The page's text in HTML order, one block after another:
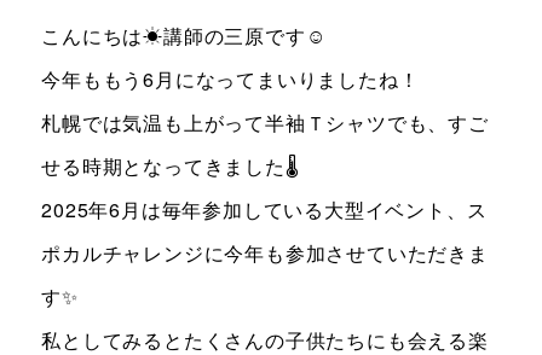
こんにちは☀講師の三原です☺
今年ももう6月になってまいりましたね！
札幌では気温も上がって半袖Ｔシャツでも、すご
せる時期となってきました🌡
2025年6月は毎年参加している大型イベント、ス
ポカルチャレンジに今年も参加させていただきま
す✨
私としてみるとたくさんの子供たちにも会える楽